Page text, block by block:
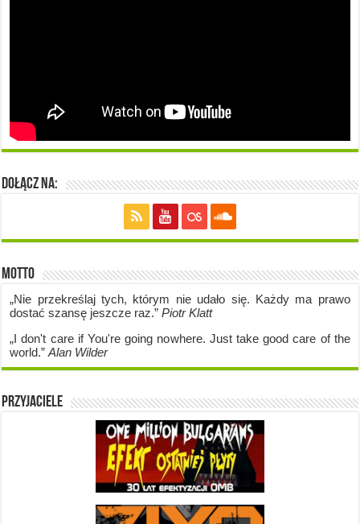
Dołącz na:
Motto
„Nie przekreślaj tych, którym nie udało się. Każdy ma prawo
dostać szansę jeszcze raz.”Piotr Klatt
„I don't care if You're going nowhere. Just take good care of the
world.”Alan Wilder
Przyjaciele